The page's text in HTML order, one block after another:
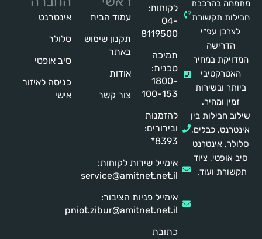
בהרכבת
תקשורת
לצרכן עפ״י
הדרישה
במחיר
האטרקטיבי
ובשירות
זמין ומהיר.
חבילות בין
כבלים,
אינטרנט
אופטי, ציוד
ועוד.
לקוחות:
04-
8119500
תמיכה
טכנית:
1800-
100-153
להזמנות
ובירורים:
8393*
אימייל שירות לקוחות:
service@amitnet.net.il
אימייל פניות הציבור:
pniot.zibur@amitnet.net.il
כתובת
עמוד הבית
תקנון שימוש
באתר
אודות
צור קשר
אינטרנט
סלולר
סיב אופטי
כניסה לאיזור